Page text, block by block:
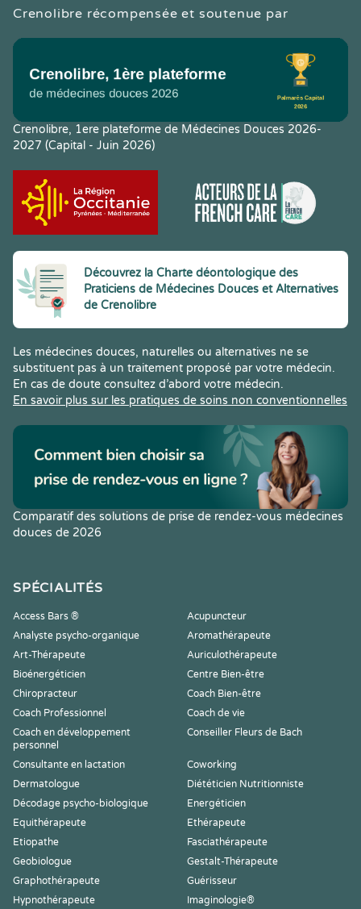
Crenolibre récompensée et soutenue par
Crenolibre, 1ere plateforme de Médecines Douces 2026-
2027 (Capital - Juin 2026)
Découvrez la Charte déontologique des
Praticiens de Médecines Douces et Alternatives
de Crenolibre
Les médecines douces, naturelles ou alternatives ne se
substituent pas à un traitement proposé par votre médecin.
En cas de doute consultez d’abord votre médecin.
En savoir plus sur les pratiques de soins non conventionnelles
Comparatif des solutions de prise de rendez-vous médecines
douces de 2026
SPÉCIALITÉS
Access Bars ®
Acupuncteur
Analyste psycho-organique
Aromathérapeute
Art-Thérapeute
Auriculothérapeute
Bioénergéticien
Centre Bien-être
Chiropracteur
Coach Bien-être
Coach Professionnel
Coach de vie
Coach en développement
personnel
Conseiller Fleurs de Bach
Consultante en lactation
Coworking
Dermatologue
Diététicien Nutritionniste
Décodage psycho-biologique
Energéticien
Equithérapeute
Ethérapeute
Etiopathe
Fasciathérapeute
Geobiologue
Gestalt-Thérapeute
Graphothérapeute
Guérisseur
Hypnothérapeute
Imaginologie®